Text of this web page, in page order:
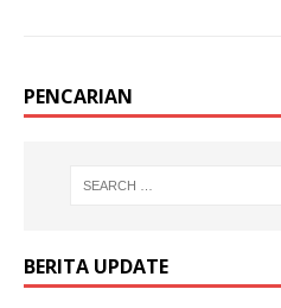
PENCARIAN
BERITA UPDATE